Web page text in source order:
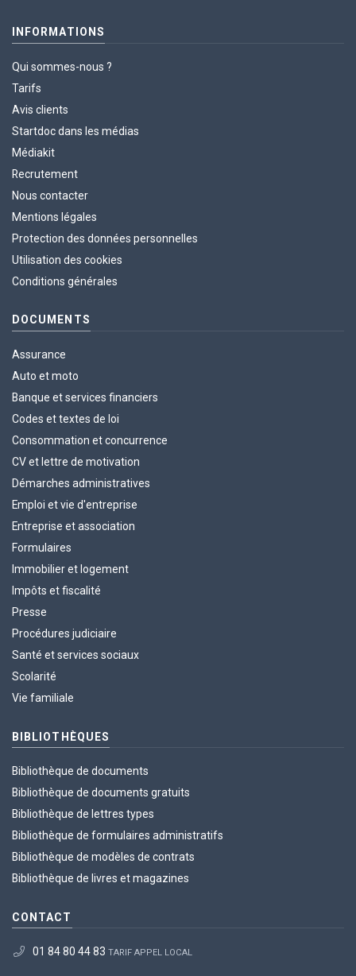
INFORMATIONS
Qui sommes-nous ?
Tarifs
Avis clients
Startdoc dans les médias
Médiakit
Recrutement
Nous contacter
Mentions légales
Protection des données personnelles
Utilisation des cookies
Conditions générales
DOCUMENTS
Assurance
Auto et moto
Banque et services financiers
Codes et textes de loi
Consommation et concurrence
CV et lettre de motivation
Démarches administratives
Emploi et vie d'entreprise
Entreprise et association
Formulaires
Immobilier et logement
Impôts et fiscalité
Presse
Procédures judiciaire
Santé et services sociaux
Scolarité
Vie familiale
BIBLIOTHÈQUES
Bibliothèque de documents
Bibliothèque de documents gratuits
Bibliothèque de lettres types
Bibliothèque de formulaires administratifs
Bibliothèque de modèles de contrats
Bibliothèque de livres et magazines
CONTACT
01 84 80 44 83 TARIF APPEL LOCAL